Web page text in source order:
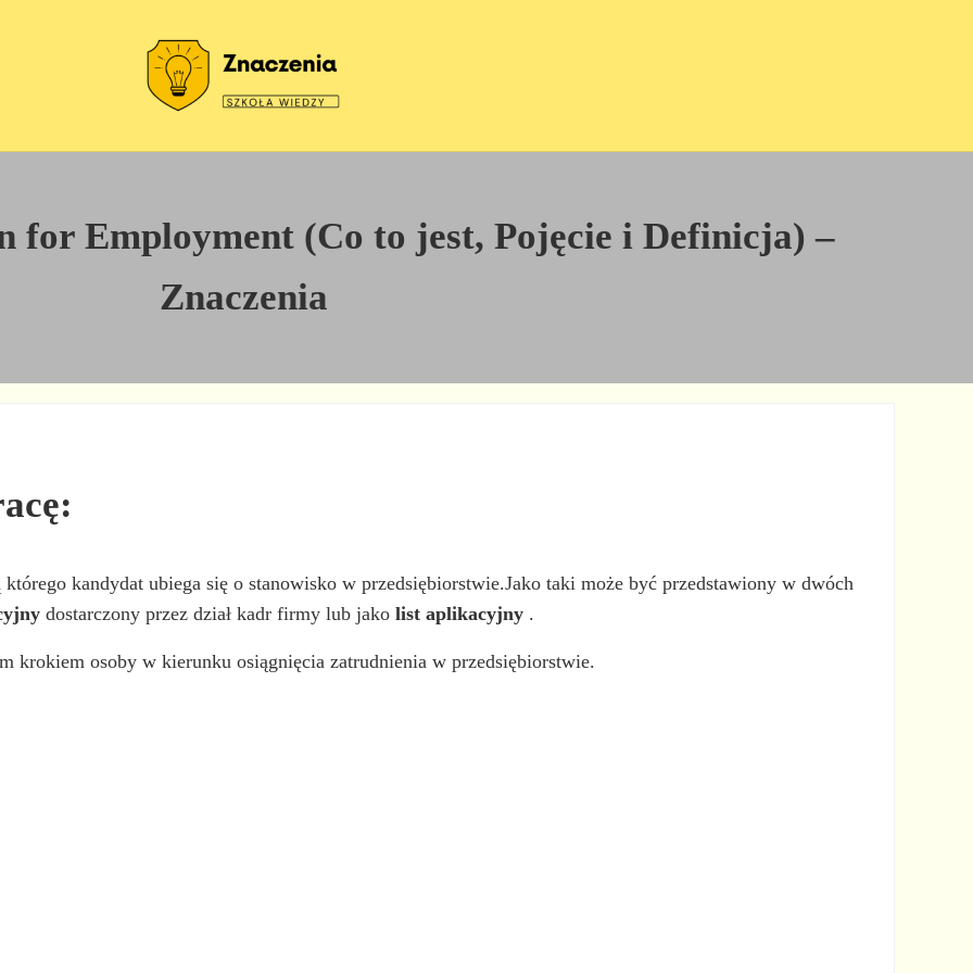
for Employment (Co to jest, Pojęcie i Definicja) –
Znaczenia
którego kandydat ubiega się o stanowisko w przedsiębiorstwie.Jako taki może być przedstawiony w dwóch
dostarczony przez dział kadr firmy lub jakolist aplikacyjny .
krokiem osoby w kierunku osiągnięcia zatrudnienia w przedsiębiorstwie.